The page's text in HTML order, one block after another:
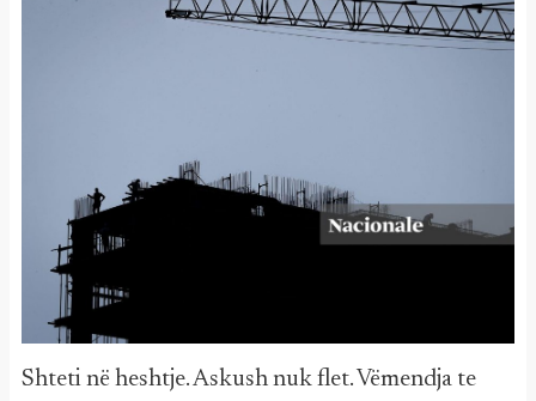
Shteti në heshtje. Askush nuk flet. Vëmendja te